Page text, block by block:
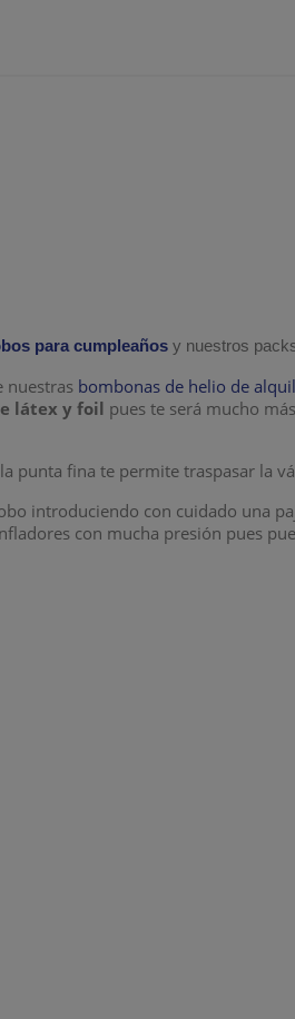
para cumpleaños y nuestros
nuestras bombonas de helio de
látex y foil pues te será mucho
punta fina te permite traspasar la
introduciendo con cuidado una
con mucha presión pues